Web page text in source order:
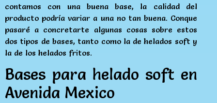
contamos con una buena base, la calidad del
producto podría variar a una no tan buena. Conque
pasaré a concretarte algunas cosas sobre estos
dos tipos de bases, tanto como la de helados soft y
la de los helados fritos.
Bases para helado soft en
Avenida Mexico